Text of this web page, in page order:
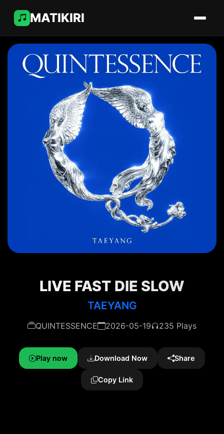
MATIKIRI
LIVE FAST DIE SLOW
TAEYANG
QUINTESSENCE 2026-05-19 235 Plays
Play now Download Now Share
Copy Link